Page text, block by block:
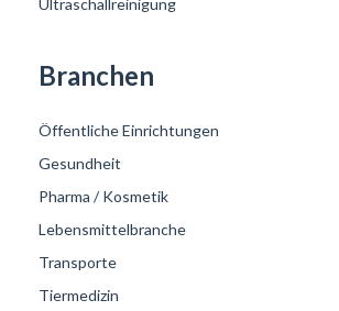
Ultraschallreinigung
Branchen
Öffentliche Einrichtungen
Gesundheit
Pharma / Kosmetik
Lebensmittelbranche
Transporte
Tiermedizin